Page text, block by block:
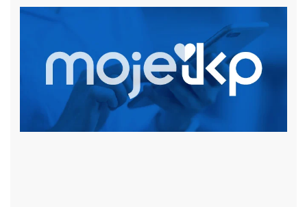
czytaj więcej